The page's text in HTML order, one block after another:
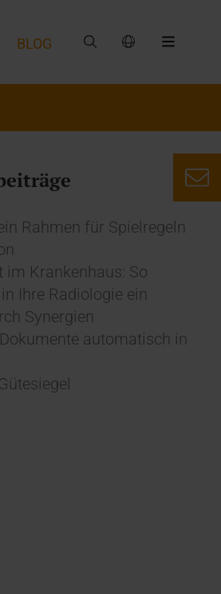
BLOG
Rahmen für Spielregeln
im Krankenhaus: So
Ihre Radiologie ein
Synergien
automatisch in